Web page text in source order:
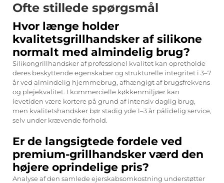
Ofte stillede spørgsmål
Hvor længe holder
kvalitetsgrillhandsker af silikone
normalt med almindelig brug?
Silikongrillhandsker af professionel kvalitet kan opretholde
deres beskyttende egenskaber og strukturelle integritet i 3–7
år ved almindelig hjemmebrug, afhængigt af brugsfrekvens
og plejekvalitet. I kommercielle køkkenmiljøer kan
levetiden være kortere på grund af intensiv daglig brug,
men kvalitetshandsker bør stadig yde 1–3 år pålidelig service,
selv under krævende forhold.
Er de langsigtede fordele ved
premium-grillhandsker værd den
højere oprindelige pris?
Analyse af den samlede ejerskabsomkostning understøtter